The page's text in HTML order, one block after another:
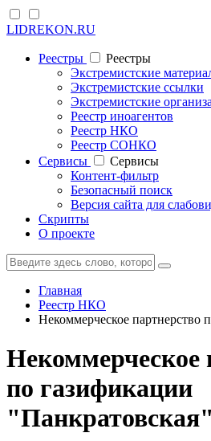
LIDREKON.RU
Реестры
Реестры
Экстремистские
Экстремистские ссылки
Экстремистские
Реестр иноагентов
Реестр НКО
Реестр СОНКО
Cервисы
Cервисы
Контент-фильтр
Безопасный поиск
Версия сайта для
Скрипты
О проекте
Главная
Реестр НКО
Некоммерческое партнерство
Некоммерческое
по газификации
"Панкратовская"